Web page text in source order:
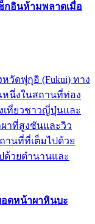
กอินห้ามพลาดเมื่อ
วัดฟุกุอิ (Fukui) ทาง
นึ่งในสถานที่ท่อง
เที่ยวชาวญี่ปุ่นและ
าที่สูงชันและวิว
านที่ที่เต็มไปด้วย
ด้วยตำนานและ
อดหน้าผาหินบะ